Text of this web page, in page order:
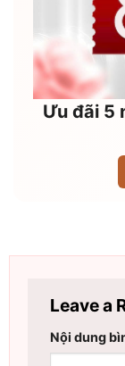
Ưu đãi 5
Leave a
Nội dung